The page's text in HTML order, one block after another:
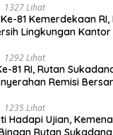
1327 Lihat
81 Kemerdekaan
Lingkungan Kantor
1292 Lihat
81 RI, Rutan
Remisi
1235 Lihat
Hadapi Ujian,
Rutan